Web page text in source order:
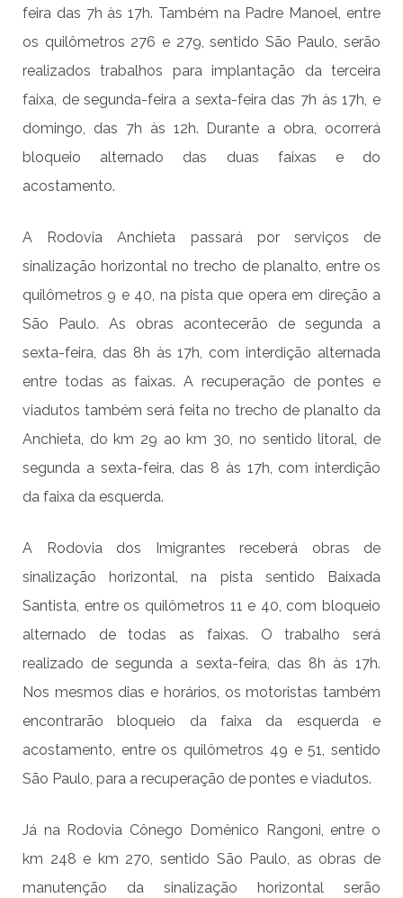
feira das 7h às 17h. Também na Padre Manoel, entre
os quilômetros 276 e 279, sentido São Paulo, serão
realizados trabalhos para implantação da terceira
faixa, de segunda-feira a sexta-feira das 7h às 17h, e
domingo, das 7h às 12h. Durante a obra, ocorrerá
bloqueio alternado das duas faixas e do
acostamento.
A Rodovia Anchieta passará por serviços de
sinalização horizontal no trecho de planalto, entre os
quilômetros 9 e 40, na pista que opera em direção a
São Paulo. As obras acontecerão de segunda a
sexta-feira, das 8h às 17h, com interdição alternada
entre todas as faixas. A recuperação de pontes e
viadutos também será feita no trecho de planalto da
Anchieta, do km 29 ao km 30, no sentido litoral, de
segunda a sexta-feira, das 8 às 17h, com interdição
da faixa da esquerda.
A Rodovia dos Imigrantes receberá obras de
sinalização horizontal, na pista sentido Baixada
Santista, entre os quilômetros 11 e 40, com bloqueio
alternado de todas as faixas. O trabalho será
realizado de segunda a sexta-feira, das 8h às 17h.
Nos mesmos dias e horários, os motoristas também
encontrarão bloqueio da faixa da esquerda e
acostamento, entre os quilômetros 49 e 51, sentido
São Paulo, para a recuperação de pontes e viadutos.
Já na Rodovia Cônego Domênico Rangoni, entre o
km 248 e km 270, sentido São Paulo, as obras de
manutenção da sinalização horizontal serão